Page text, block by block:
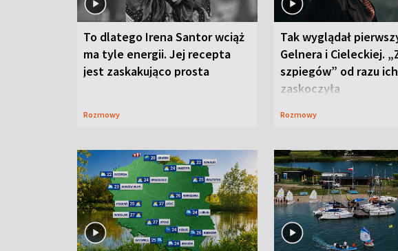
To dlatego Irena Santor wciąż
ma tyle energii. Jej recepta
jest zaskakująco prosta
Rozmowy
Tak wyglądał
Gelnera i Cieleckiej.
szpiegów” od razu ich
zaskoczyła
Rozmowy